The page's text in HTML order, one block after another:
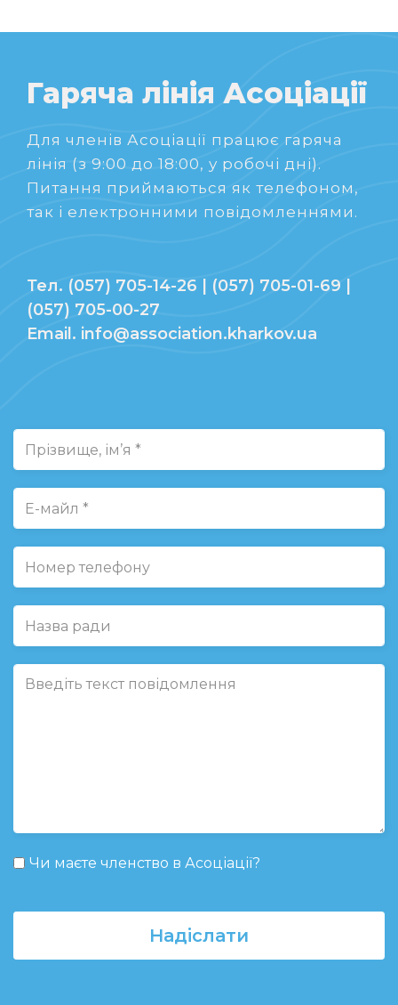
Гаряча лінія Асоціації
Для членів Асоціації працює гаряча
лінія (з 9:00 до 18:00, у робочі дні).
Питання приймаються як телефоном,
так і електронними повідомленнями.
Тел. (057) 705-14-26 | (057) 705-01-69 |
(057) 705-00-27
Email. info@association.kharkov.ua
Чи маєте членство в Асоціації?
Надіслати